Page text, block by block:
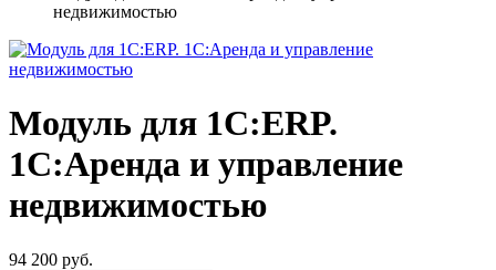
недвижимостью
Модуль для 1С:ERP.
1C:Аренда и управление
недвижимостью
94 200 руб.